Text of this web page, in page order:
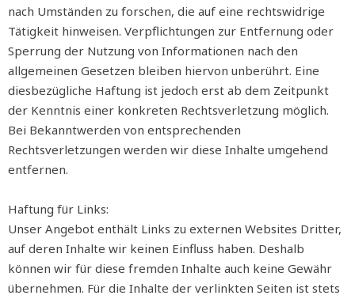
nach Umständen zu forschen, die auf eine rechtswidrige
Tätigkeit hinweisen. Verpflichtungen zur Entfernung oder
Sperrung der Nutzung von Informationen nach den
allgemeinen Gesetzen bleiben hiervon unberührt. Eine
diesbezügliche Haftung ist jedoch erst ab dem Zeitpunkt
der Kenntnis einer konkreten Rechtsverletzung möglich.
Bei Bekanntwerden von entsprechenden
Rechtsverletzungen werden wir diese Inhalte umgehend
entfernen.
Haftung für Links:
Unser Angebot enthält Links zu externen Websites Dritter,
auf deren Inhalte wir keinen Einfluss haben. Deshalb
können wir für diese fremden Inhalte auch keine Gewähr
übernehmen. Für die Inhalte der verlinkten Seiten ist stets